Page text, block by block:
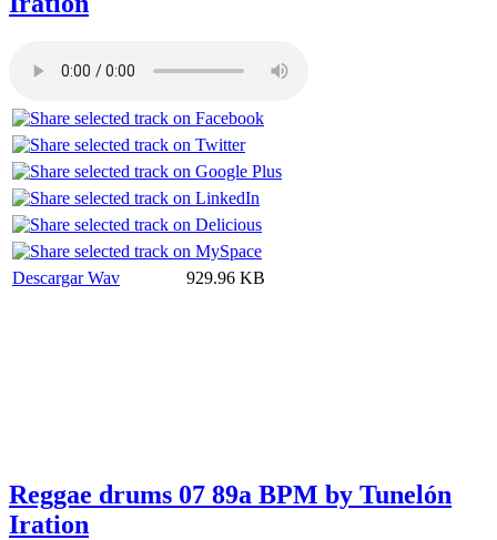
Descargar Wav 929.96 KB
Reggae drums 07 89a BPM by Tunelón
Iration